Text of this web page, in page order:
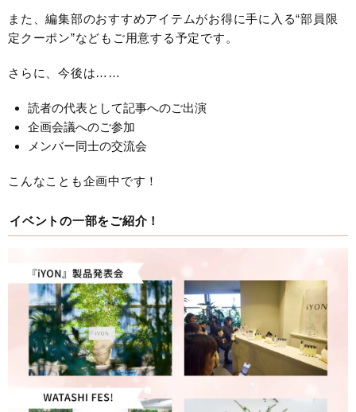
また、編集部のおすすめアイテムがお得に手に入る“部員限
定クーポン”などもご用意する予定です。
さらに、今後は……
読者の代表として記事へのご出演
企画会議へのご参加
メンバー同士の交流会
こんなことも企画中です！
イベントの一部をご紹介！